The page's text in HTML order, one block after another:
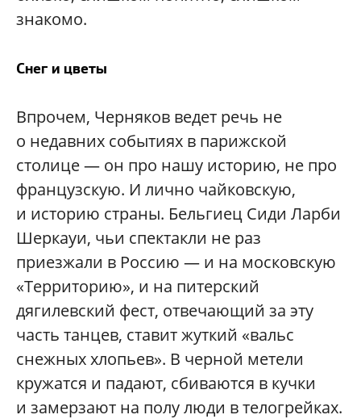
знакомо.
Снег и цветы
Впрочем, Черняков ведет речь не
о недавних событиях в парижской
столице — он про нашу историю, не про
французскую. И лично чайковскую,
и историю страны. Бельгиец Сиди Ларби
Шеркауи, чьи спектакли не раз
приезжали в Россию — и на московскую
«Территорию», и на питерский
дягилевский фест, отвечающий за эту
часть танцев, ставит жуткий «вальс
снежных хлопьев». В черной метели
кружатся и падают, сбиваются в кучки
и замерзают на полу люди в телогрейках.